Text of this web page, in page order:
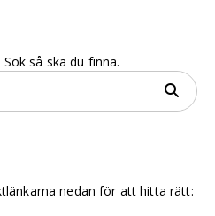
så ska du finna.
nedan för att hitta rätt: